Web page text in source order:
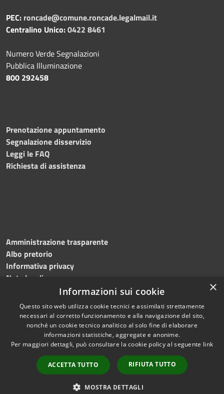
PEC: roncade@comune.roncade.legalmail.it
Centralino Unico:0422 8461
Numero Verde Segnalazioni
Pubblica Illuminazione
800 292458
Prenotazione appuntamento
Segnalazione disservizio
Leggi le FAQ
Richiesta di assistenza
Amministrazione trasparente
Albo pretorio
Informativa privacy
Note legali
Dichiarazione di accessibilità
Accessibilità
Copyright © 2026 • Comune di
Roncade • Powered by
Municipium•
Accesso
redazione
×
Informazioni sui cookie
Questo sito web utilizza cookie tecnici e assimilati strettamente
necessari al corretto funzionamento e alla navigazione del sito,
nonché un cookie tecnico analitico al solo fine di elaborare
informazioni statistiche, aggregate e anonime.
Per maggiori dettagli, può consultare la cookie policy al seguente link
ACCETTA TUTTO RIFIUTA TUTTO
MOSTRA DETTAGLI